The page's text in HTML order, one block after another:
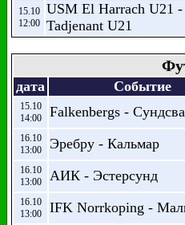
15.10
12:00
USM El Harrach U21
Tadjenant U21
дата Событие
15.10
14:00
Falkenbergs -
16.10
13:00
Эребру - Кальмар
16.10
13:00
АИК - Эстерсунд
16.10
13:00
IFK Norrkoping -